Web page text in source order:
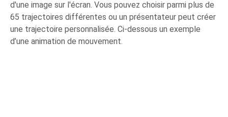
d'une image sur l'écran. Vous pouvez choisir parmi plus de
65 trajectoires différentes ou un présentateur peut créer
une trajectoire personnalisée. Ci-dessous un exemple
d’une animation de mouvement.